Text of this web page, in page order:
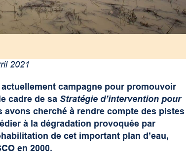
2021
campagne pour promouvoir
cadre de sa Stratégie d’intervention pour
avons cherché à rendre compte des pistes
à la dégradation provoquée par
de cet important plan d’eau,
en 2000.